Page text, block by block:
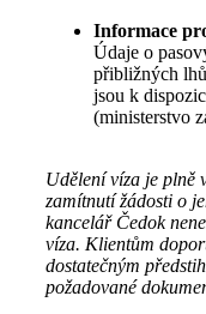
Informace
Údaje o
přibližných
jsou k
(ministerstvo
Udělení víza je plně
zamítnutí žádosti o
kancelář Čedok
víza. Klientům
dostatečným
požadované